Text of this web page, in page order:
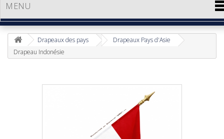
MENU
Drapeaux des pays
Drapeaux Pays d'Asie
Drapeau Indonésie